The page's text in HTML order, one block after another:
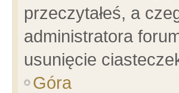
przeczytałeś, a
administratora
usunięcie
Góra